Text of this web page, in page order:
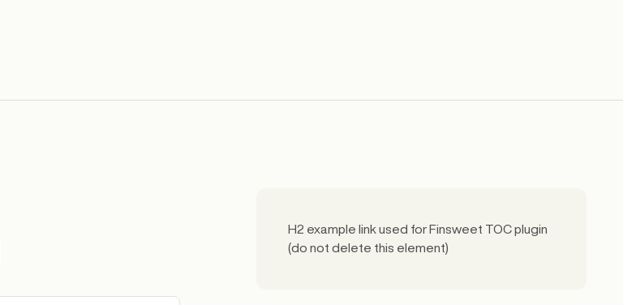
H2 example link used for Finsweet TOC plugin
(do not delete this element)